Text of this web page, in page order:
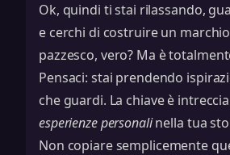
Ok, quindi ti stai rilassando,
e cerchi di costruire un
pazzesco, vero? Ma è
Pensaci: stai prendendo
che guardi. La chiave è
esperienze personalinella tua
Non copiare semplicemente